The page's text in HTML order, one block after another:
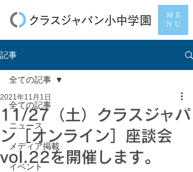
ME
NU
記事
全ての記事
ニュース
メディア掲載
イベント
全ての記事
11/27（土）クラスジャパ
ン［オンライン］座談会
vol.22を開催します。
2021年11月1日